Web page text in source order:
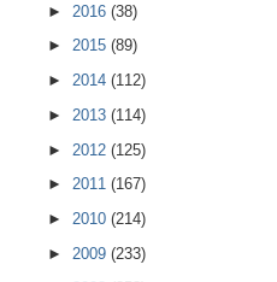
► 2016 (38)
► 2015 (89)
► 2014 (112)
► 2013 (114)
► 2012 (125)
► 2011 (167)
► 2010 (214)
► 2009 (233)